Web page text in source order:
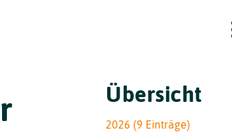
Übersicht
2026 (9 Einträge)